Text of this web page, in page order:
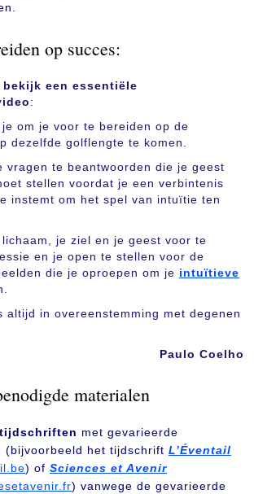
op succes:
bekijk een essentiële
:
om je voor te bereiden op de
dezelfde golflengte te komen.
vragen te beantwoorden die je geest
stellen voordat je een verbintenis
instemt om het spel van intuïtie ten
je ziel en je geest voor te
en je open te stellen voor de
die je oproepen om je intuïtieve
altijd in overeenstemming met degenen
Paulo Coelho
materialen
met gevarieerde
(bijvoorbeeld het tijdschrift L’Éventail
) of Sciences et Avenir
) vanwege de gevarieerde